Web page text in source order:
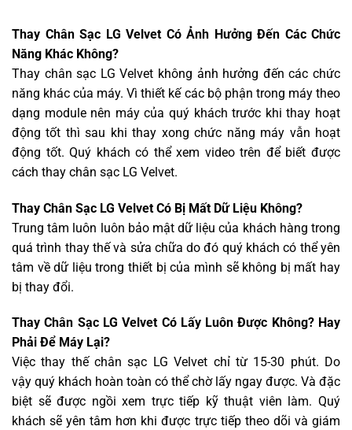
Thay Chân Sạc LG Velvet Có Ảnh Hưởng Đến Các Chức
Năng Khác Không?
Thay chân sạc LG Velvet không ảnh hưởng đến các chức
năng khác của máy. Vì thiết kế các bộ phận trong máy theo
dạng module nên máy của quý khách trước khi thay hoạt
động tốt thì sau khi thay xong chức năng máy vẫn hoạt
động tốt. Quý khách có thể xem video trên để biết được
cách thay chân sạc LG Velvet.
Thay Chân Sạc LG Velvet Có Bị Mất Dữ Liệu Không?
Trung tâm luôn luôn bảo mật dữ liệu của khách hàng trong
quá trình thay thế và sửa chữa do đó quý khách có thể yên
tâm về dữ liệu trong thiết bị của mình sẽ không bị mất hay
bị thay đổi.
Thay Chân Sạc LG Velvet Có Lấy Luôn Được Không? Hay
Phải Để Máy Lại?
Việc thay thế chân sạc LG Velvet chỉ từ 15-30 phút. Do
vậy quý khách hoàn toàn có thể chờ lấy ngay được. Và đặc
biệt sẽ được ngồi xem trực tiếp kỹ thuật viên làm. Quý
khách sẽ yên tâm hơn khi được trực tiếp theo dõi và giám